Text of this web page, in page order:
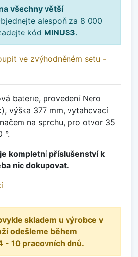
všechny větší
alespoň za 8 000
kód MINUS3.
ve zvýhodněném setu -
baterie, provedení Nero
výška 377 mm, vytahovací
na sprchu, pro otvor 35
°.
kompletní příslušenství k
nic dokupovat.
skladem u výrobce v
odešleme během
- 10 pracovních dnů.